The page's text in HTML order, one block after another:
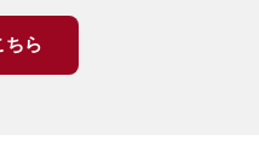
ちら